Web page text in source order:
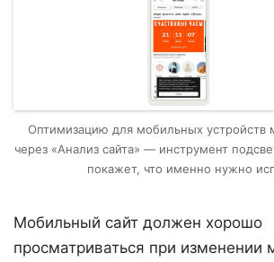
Оптимизацию для мобильных устройств
через «Анализ сайта» — инструмент
покажет, что именно нужно
Мобильный сайт должен хорошо
просматриваться при изменении